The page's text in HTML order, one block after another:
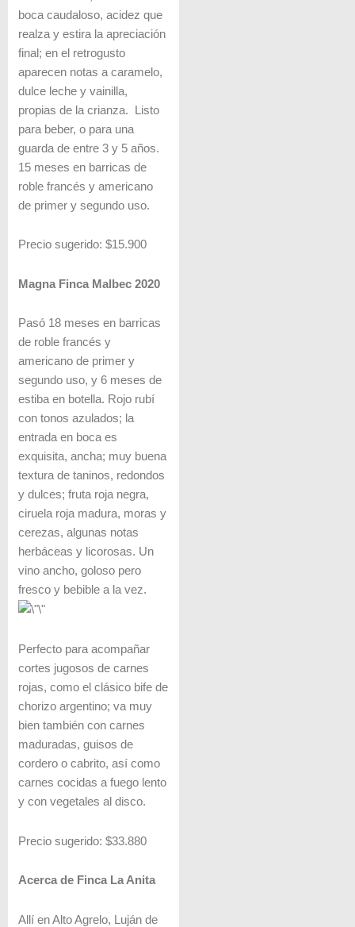
boca caudaloso, acidez que
realza y estira la apreciación
final; en el retrogusto
aparecen notas a caramelo,
dulce leche y vainilla,
propias de la crianza. Listo
para beber, o para una
guarda de entre 3 y 5 años.
15 meses en barricas de
roble francés y americano
de primer y segundo uso.
Precio sugerido: $15.900
Magna Finca Malbec 2020
Pasó 18 meses en barricas
de roble francés y
americano de primer y
segundo uso, y 6 meses de
estiba en botella. Rojo rubí
con tonos azulados; la
entrada en boca es
exquisita, ancha; muy buena
textura de taninos, redondos
y dulces; fruta roja negra,
ciruela roja madura, moras y
cerezas, algunas notas
herbáceas y licorosas. Un
vino ancho, goloso pero
fresco y bebible a la vez.
Perfecto para acompañar
cortes jugosos de carnes
rojas, como el clásico bife de
chorizo argentino; va muy
bien también con carnes
maduradas, guisos de
cordero o cabrito, así como
carnes cocidas a fuego lento
y con vegetales al disco.
Precio sugerido: $33.880
Acerca de Finca La Anita
Allí en Alto Agrelo, Luján de